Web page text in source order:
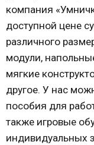
компания
доступной цене
различного
модули,
мягкие
другое. У нас
пособия для
также игровые
индивидуальных